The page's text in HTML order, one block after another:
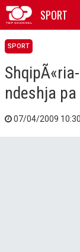
SPORT
SPORT
ndeshja
07/04/2009 10:30